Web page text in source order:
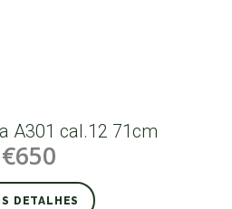
A301 cal.12 71cm
€650
DETALHES